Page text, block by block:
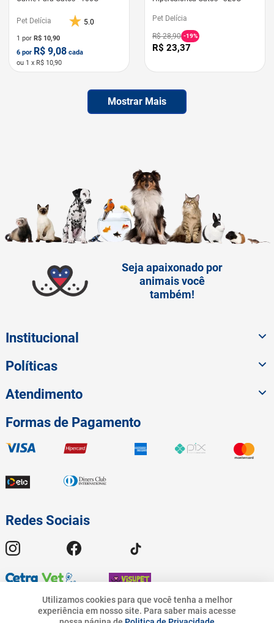
Utilizamos cookies para que você tenha a melhor
experiência em nosso site. Para saber mais acesse
Pet Delícia 5.0
1 por R$ 10,90
6 por R$ 9,08 cada
ou 1 x R$ 10,90
Pet Delícia
R$ 28,90 -19%
R$ 23,37
Mostrar Mais
Seja apaixonado por
animais você
também!
Institucional
Políticas
Atendimento
Redes Sociais
Formas de Pagamento